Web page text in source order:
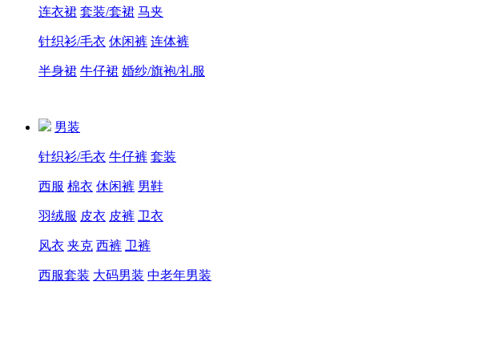
连衣裙 套装/套裙 马夹
针织衫/毛衣 休闲裤 连体裤
半身裙 牛仔裙 婚纱/旗袍/礼服
男装
针织衫/毛衣 牛仔裤 套装
西服 棉衣 休闲裤 男鞋
羽绒服 皮衣 皮裤 卫衣
风衣 夹克 西裤 卫裤
西服套装 大码男装 中老年男装